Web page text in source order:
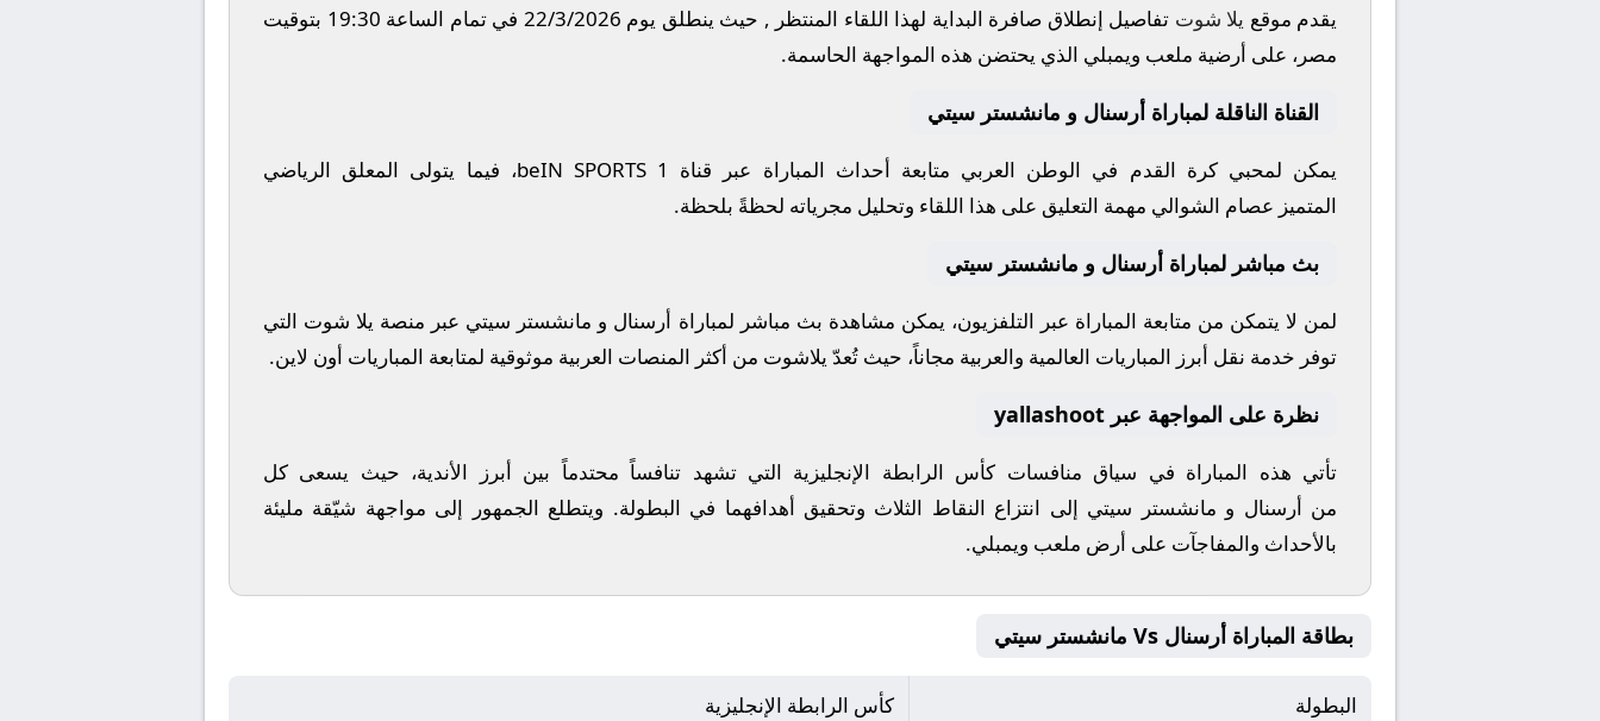
يقدم موقع يلا شوت تفاصيل إنطلاق صافرة البداية لهذا اللقاء المنتظر , حيث ينطلق يوم 22/3/2026 في تمام الساعة 19:30 بتوقيت
مصر، على أرضية ملعب ويمبلي الذي يحتضن هذه المواجهة الحاسمة.
القناة الناقلة لمباراة أرسنال و مانشستر سيتي
يمكن لمحبي كرة القدم في الوطن العربي متابعة أحداث المباراة عبر قناة beIN SPORTS 1، فيما يتولى المعلق الرياضي
المتميز عصام الشوالي مهمة التعليق على هذا اللقاء وتحليل مجرياته لحظةً بلحظة.
بث مباشر لمباراة أرسنال و مانشستر سيتي
لمن لا يتمكن من متابعة المباراة عبر التلفزيون، يمكن مشاهدة بث مباشر لمباراة أرسنال و مانشستر سيتي عبر منصة يلا شوت التي
توفر خدمة نقل أبرز المباريات العالمية والعربية مجاناً، حيث تُعدّ يلاشوت من أكثر المنصات العربية موثوقية لمتابعة المباريات أون لاين.
نظرة على المواجهة عبر yallashoot
تأتي هذه المباراة في سياق منافسات كأس الرابطة الإنجليزية التي تشهد تنافساً محتدماً بين أبرز الأندية، حيث يسعى كل
من أرسنال و مانشستر سيتي إلى انتزاع النقاط الثلاث وتحقيق أهدافهما في البطولة. ويتطلع الجمهور إلى مواجهة شيّقة مليئة
بالأحداث والمفاجآت على أرض ملعب ويمبلي.
بطاقة المباراة أرسنال Vs مانشستر سيتي
البطولة كأس الرابطة الإنجليزية